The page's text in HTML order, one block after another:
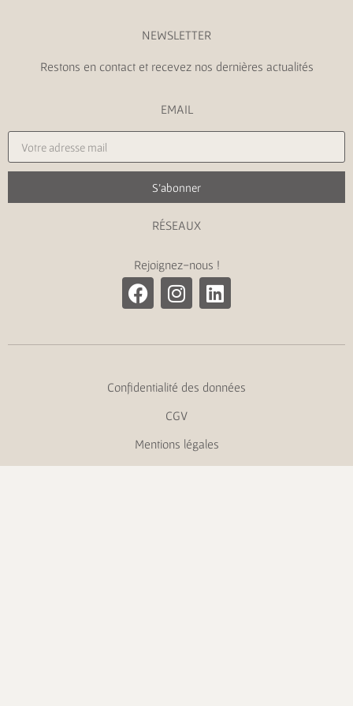
NEWSLETTER
Restons en contact et recevez nos dernières actualités
EMAIL
S'abonner
RÉSEAUX
Rejoignez-nous !
Confidentialité des données
CGV
Mentions légales